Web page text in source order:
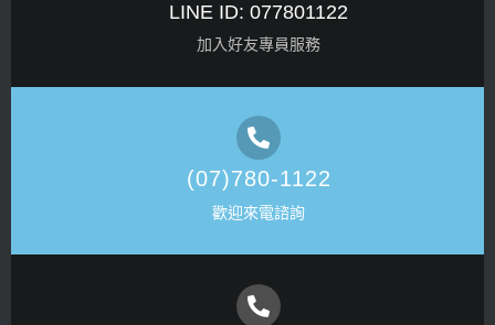
LINE ID: 077801122
加入好友專員服務
(07)780-1122
歡迎來電諮詢